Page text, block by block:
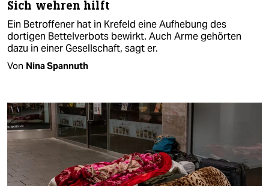
Sich wehren hilft
Ein Betroffener hat in Krefeld eine Aufhebung des
dortigen Bettelverbots bewirkt. Auch Arme gehörten
dazu in einer Gesellschaft, sagt er.
Von Nina Spannuth